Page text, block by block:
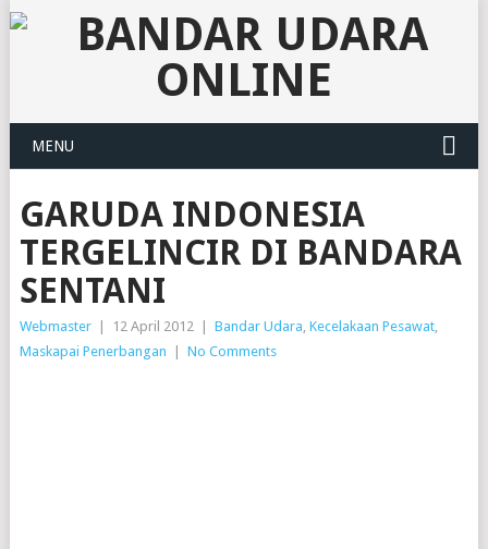
MENU
GARUDA INDONESIA
TERGELINCIR DI BANDARA
SENTANI
Webmaster 12 April 2012 Bandar Udara, Kecelakaan Pesawat,
Maskapai Penerbangan
No Comments